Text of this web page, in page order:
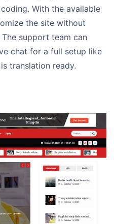
With the available
the site without
support team can
chat for a full setup like
translation ready.